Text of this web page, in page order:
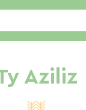
Aziliz
cookies